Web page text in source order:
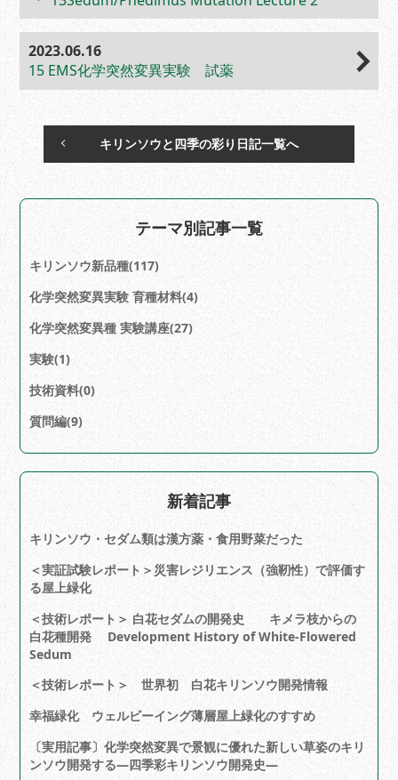
2023.06.16
15 EMS化学突然変異実験 試薬
キリンソウと四季の彩り日記一覧へ
テーマ別記事一覧
キリンソウ新品種(117)
化学突然変異実験 育種材料(4)
化学突然変異種 実験講座(27)
実験(1)
技術資料(0)
質問編(9)
新着記事
キリンソウ・セダム類は漢方薬・食用野菜だった
＜実証試験レポート＞災害レジリエンス（強靭性）で評価す
る屋上緑化
＜技術レポート＞ 白花セダムの開発史 キメラ枝からの
白花種開発 Development History of White-Flowered
Sedum
＜技術レポート＞ 世界初 白花キリンソウ開発情報
幸福緑化 ウェルビーイング薄層屋上緑化のすすめ
〔実用記事〕化学突然変異で景観に優れた新しい草姿のキリ
ンソウ開発する―四季彩キリンソウ開発史―